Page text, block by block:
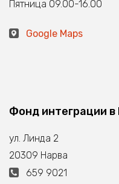
Пятница 09.00-16.00
Google Maps
Фонд интеграции в
ул. Линда 2
20309 Нарва
659 9021